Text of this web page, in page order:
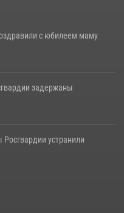
с юбилеем маму
задержаны
устранили